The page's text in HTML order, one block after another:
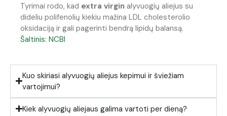
Tyrimai rodo, kad extra virgin alyvuogių aliejus su
dideliu polifenolių kiekiu mažina LDL cholesterolio
oksidaciją ir gali pagerinti bendrą lipidų balansą.
Šaltinis: NCBI
Kuo skiriasi alyvuogių aliejus kepimui ir šviežiam
vartojimui?
Kiek alyvuogių aliejaus galima vartoti per dieną?